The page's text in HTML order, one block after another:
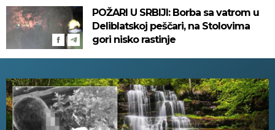
POŽARI U SRBIJI: Borba sa vatrom u
Deliblatskoj peščari, na Stolovima
gori nisko rastinje